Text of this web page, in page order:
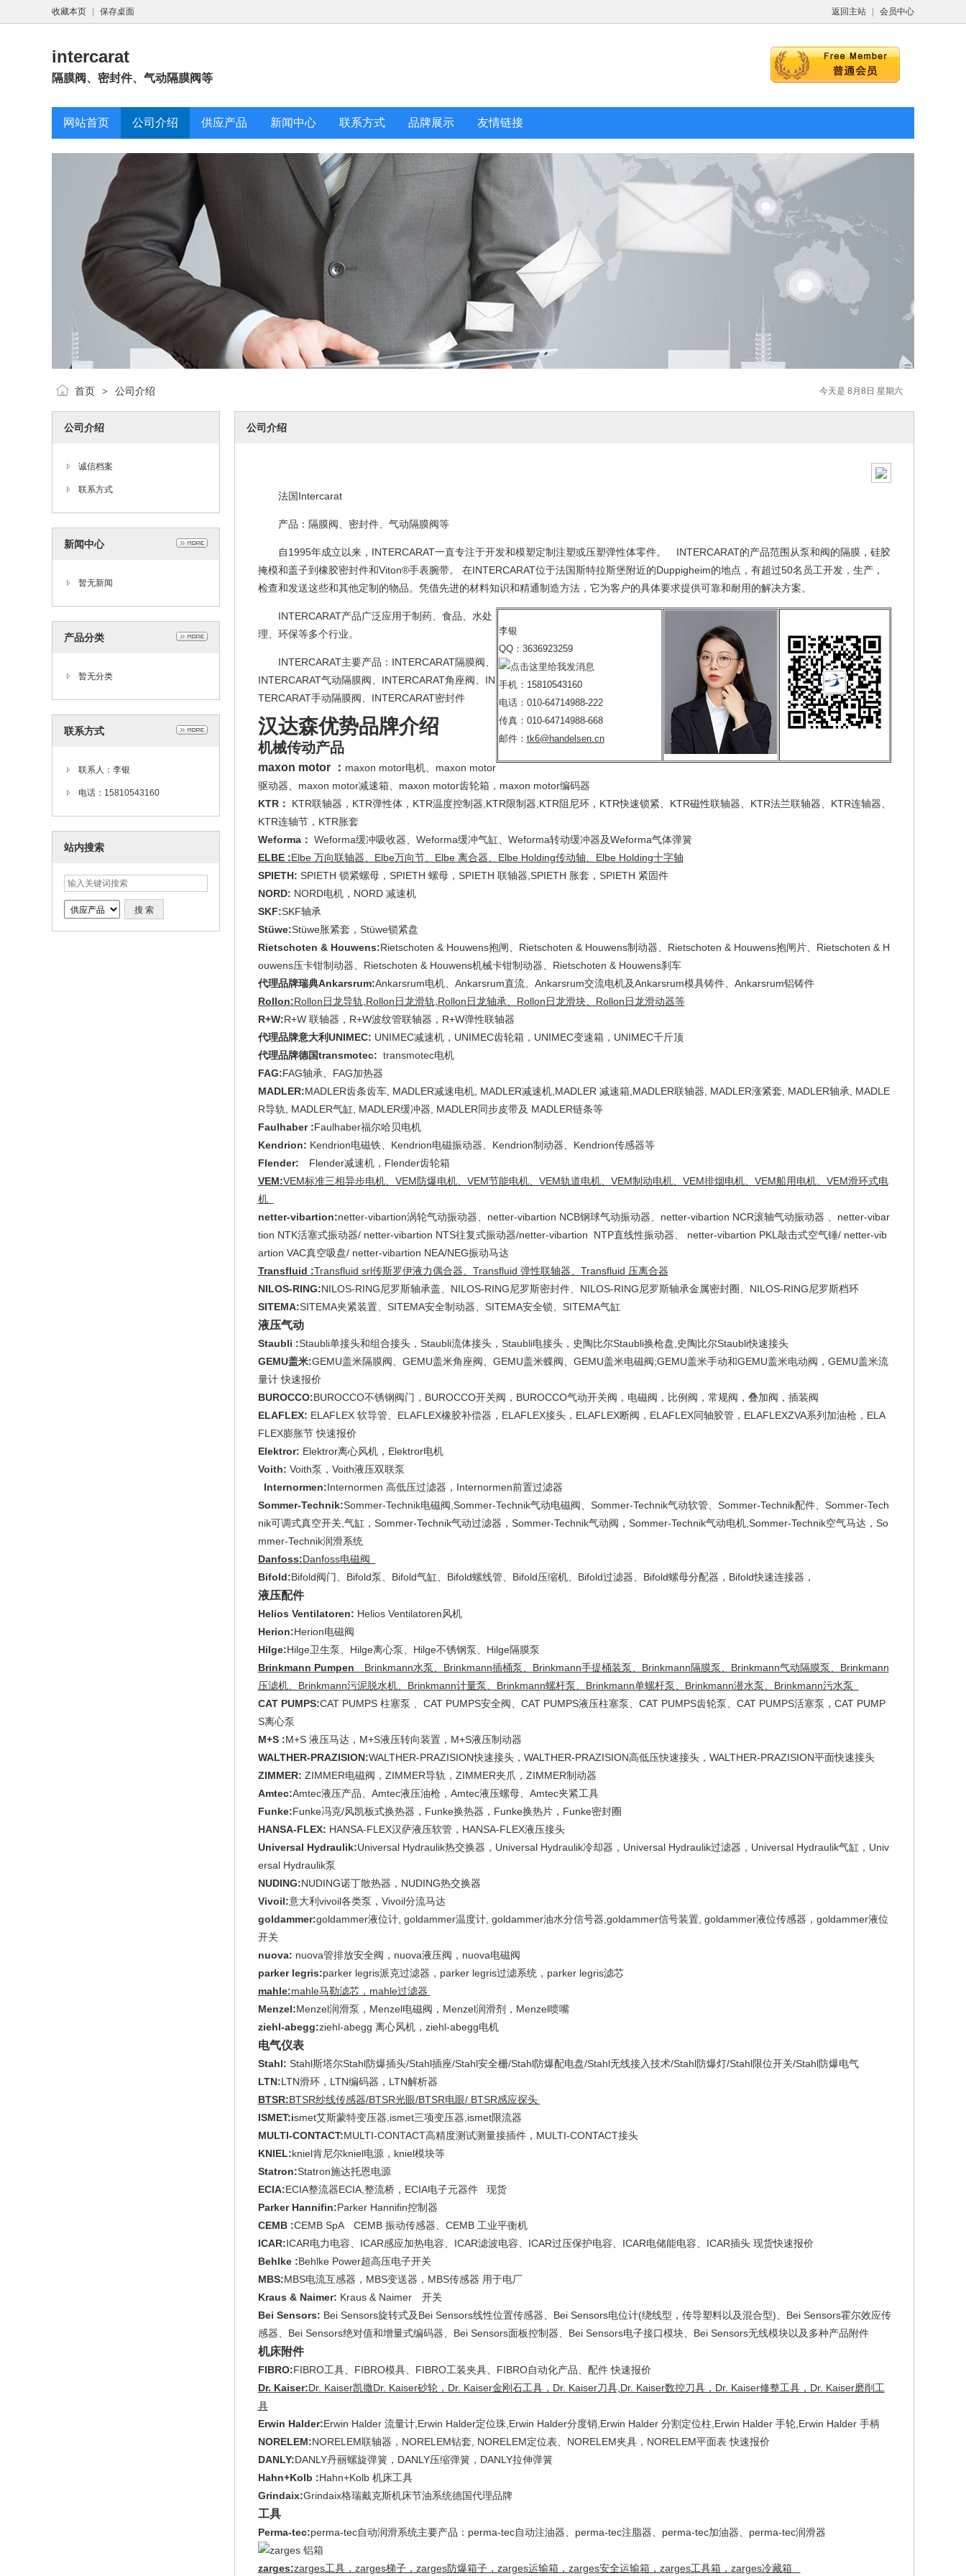
返回主站 会员中心
收藏本页 保存桌面
intercarat
隔膜阀、密封件、气动隔膜阀等
网站首页 公司介绍 供应产品 新闻中心 联系方式 品牌展示 友情链接
今天是 8月8日 星期六
首页 > 公司介绍
公司介绍
诚信档案
联系方式
新闻中心
暂无新闻
产品分类
暂无分类
联系方式
联系人：李银
电话：15810543160
站内搜索
公司介绍
法国Intercarat
产品：隔膜阀、密封件、气动隔膜阀等
自1995年成立以来，INTERCARAT一直专注于开发和模塑定制注塑或压塑弹性体零件。 INTERCARAT的产品范围从泵和阀的隔膜，硅胶
掩模和盖子到橡胶密封件和Viton®手表腕带。 在INTERCARAT位于法国斯特拉斯堡附近的Duppigheim的地点，有超过50名员工开发，生产，
检查和发送这些和其他定制的物品。凭借先进的材料知识和精通制造方法，它为客户的具体要求提供可靠和耐用的解决方案。
李银
QQ：3636923259
手机：15810543160
电话：010-64714988-222
传真：010-64714988-668
邮件： tk6@handelsen.cn
INTERCARAT产品广泛应用于制药、食品、水处
理、环保等多个行业。
INTERCARAT主要产品：INTERCARAT隔膜阀、
INTERCARAT气动隔膜阀、INTERCARAT角座阀、IN
TERCARAT手动隔膜阀、INTERCARAT密封件
汉达森优势品牌介绍
机械传动产品
maxon motor ： maxon motor电机、maxon motor
驱动器、maxon motor减速箱、maxon motor齿轮箱，maxon motor编码器
KTR：
KTR联轴器，KTR弹性体，KTR温度控制器,KTR限制器,KTR阻尼环，KTR快速锁紧、KTR磁性联轴器、KTR法兰联轴器、KTR连轴器、
KTR连轴节，KTR胀套
Weforma： Weforma缓冲吸收器、Weforma缓冲气缸、Weforma转动缓冲器及Weforma气体弹簧
ELBE :Elbe 万向联轴器、Elbe万向节、Elbe 离合器、Elbe Holding传动轴、Elbe Holding十字轴
SPIETH: SPIETH 锁紧螺母，SPIETH 螺母，SPIETH 联轴器,SPIETH 胀套，SPIETH 紧固件
NORD: NORD电机，NORD 减速机
SKF:SKF轴承
Stüwe:Stüwe胀紧套，Stüwe锁紧盘
Rietschoten & Houwens:Rietschoten & Houwens抱闸、Rietschoten & Houwens制动器、Rietschoten & Houwens抱闸片、Rietschoten & H
ouwens压卡钳制动器、Rietschoten & Houwens机械卡钳制动器、Rietschoten & Houwens刹车
代理品牌瑞典Ankarsrum:Ankarsrum电机、Ankarsrum直流、Ankarsrum交流电机及Ankarsrum模具铸件、Ankarsrum铝铸件
Rollon:Rollon日龙导轨,Rollon日龙滑轨,Rollon日龙轴承、Rollon日龙滑块、Rollon日龙滑动器等
R+W:R+W 联轴器，R+W波纹管联轴器，R+W弹性联轴器
代理品牌意大利UNIMEC: UNIMEC减速机，UNIMEC齿轮箱，UNIMEC变速箱，UNIMEC千斤顶
代理品牌德国transmotec: transmotec电机
FAG:FAG轴承、FAG加热器
MADLER:MADLER齿条齿车, MADLER减速电机, MADLER减速机,MADLER 减速箱,MADLER联轴器, MADLER涨紧套, MADLER轴承, MADLE
R导轨, MADLER气缸, MADLER缓冲器, MADLER同步皮带及 MADLER链条等
Faulhaber:Faulhaber福尔哈贝电机
Kendrion: Kendrion电磁铁、Kendrion电磁振动器、Kendrion制动器、Kendrion传感器等
Flender: Flender减速机，Flender齿轮箱
VEM:VEM标准三相异步电机、VEM防爆电机、VEM节能电机、VEM轨道电机、VEM制动电机、VEM排烟电机、VEM船用电机、VEM滑环式电
机
netter-vibartion:netter-vibartion涡轮气动振动器、netter-vibartion NCB钢球气动振动器、netter-vibartion NCR滚轴气动振动器 、netter-vibar
tion NTK活塞式振动器/ netter-vibartion NTS往复式振动器/netter-vibartion NTP直线性振动器、 netter-vibartion PKL敲击式空气锤/ netter-vib
artion VAC真空吸盘/ netter-vibartion NEA/NEG振动马达
Transfluid :Transfluid srl传斯罗伊液力偶合器、Transfluid 弹性联轴器、Transfluid 压离合器
NILOS-RING:NILOS-RING尼罗斯轴承盖、NILOS-RING尼罗斯密封件、NILOS-RING尼罗斯轴承金属密封圈、NILOS-RING尼罗斯档环
SITEMA:SITEMA夹紧装置、SITEMA安全制动器、SITEMA安全锁、SITEMA气缸
液压气动
Staubli :Staubli单接头和组合接头，Staubli流体接头，Staubli电接头，史陶比尔Staubli换枪盘,史陶比尔Staubli快速接头
GEMU盖米:GEMU盖米隔膜阀、GEMU盖米角座阀、GEMU盖米蝶阀、GEMU盖米电磁阀;GEMU盖米手动和GEMU盖米电动阀，GEMU盖米流
量计 快速报价
BUROCCO:BUROCCO不锈钢阀门，BUROCCO开关阀，BUROCCO气动开关阀，电磁阀，比例阀，常规阀，叠加阀，插装阀
ELAFLEX: ELAFLEX 软导管、ELAFLEX橡胶补偿器，ELAFLEX接头，ELAFLEX断阀，ELAFLEX同轴胶管，ELAFLEXZVA系列加油枪，ELA
FLEX膨胀节 快速报价
Elektror: Elektror离心风机，Elektror电机
Voith: Voith泵，Voith液压双联泵
Internormen:Internormen 高低压过滤器，Internormen前置过滤器
Sommer-Technik:Sommer-Technik电磁阀,Sommer-Technik气动电磁阀、Sommer-Technik气动软管、Sommer-Technik配件、Sommer-Tech
nik可调式真空开关,气缸，Sommer-Technik气动过滤器，Sommer-Technik气动阀，Sommer-Technik气动电机,Sommer-Technik空气马达，So
mmer-Technik润滑系统
Danfoss:Danfoss电磁阀
Bifold:Bifold阀门、Bifold泵、Bifold气缸、Bifold螺线管、Bifold压缩机、Bifold过滤器、Bifold螺母分配器，Bifold快速连接器，
液压配件
Helios Ventilatoren: Helios Ventilatoren风机
Herion:Herion电磁阀
Hilge:Hilge卫生泵、Hilge离心泵、Hilge不锈钢泵、Hilge隔膜泵
Brinkmann Pumpen Brinkmann水泵、Brinkmann插桶泵、Brinkmann手提桶装泵、Brinkmann隔膜泵、Brinkmann气动隔膜泵、Brinkmann
压滤机、Brinkmann污泥脱水机、Brinkmann计量泵、Brinkmann螺杆泵、Brinkmann单螺杆泵、Brinkmann潜水泵、Brinkmann污水泵
CAT PUMPS:CAT PUMPS 柱塞泵 、CAT PUMPS安全阀、CAT PUMPS液压柱塞泵、CAT PUMPS齿轮泵、CAT PUMPS活塞泵，CAT PUMP
S离心泵
M+S :M+S 液压马达，M+S液压转向装置，M+S液压制动器
WALTHER-PRAZISION:WALTHER-PRAZISION快速接头，WALTHER-PRAZISION高低压快速接头，WALTHER-PRAZISION平面快速接头
ZIMMER: ZIMMER电磁阀，ZIMMER导轨，ZIMMER夹爪，ZIMMER制动器
Amtec:Amtec液压产品、Amtec液压油枪，Amtec液压螺母、Amtec夹紧工具
Funke:Funke冯克/风凯板式换热器，Funke换热器，Funke换热片，Funke密封圈
HANSA-FLEX: HANSA-FLEX汉萨液压软管，HANSA-FLEX液压接头
Universal Hydraulik:Universal Hydraulik热交换器，Universal Hydraulik冷却器，Universal Hydraulik过滤器，Universal Hydraulik气缸，Univ
ersal Hydraulik泵
NUDING:NUDING诺丁散热器，NUDING热交换器
Vivoil:意大利vivoil各类泵，Vivoil分流马达
goldammer:goldammer液位计, goldammer温度计, goldammer油水分信号器,goldammer信号装置, goldammer液位传感器，goldammer液位
开关
nuova: nuova管排放安全阀，nuova液压阀，nuova电磁阀
parker legris:parker legris派克过滤器，parker legris过滤系统，parker legris滤芯
mahle:mahle马勒滤芯，mahle过滤器
Menzel:Menzel润滑泵，Menzel电磁阀，Menzel润滑剂，Menzel喷嘴
ziehl-abegg:ziehl-abegg 离心风机，ziehl-abegg电机
电气仪表
Stahl: Stahl斯塔尔Stahl防爆插头/Stahl插座/Stahl安全栅/Stahl防爆配电盘/Stahl无线接入技术/Stahl防爆灯/Stahl限位开关/Stahl防爆电气
LTN:LTN滑环，LTN编码器，LTN解析器
BTSR:BTSR纱线传感器/BTSR光眼/BTSR电眼/ BTSR感应探头
ISMET:ismet艾斯蒙特变压器,ismet三项变压器,ismet限流器
MULTI-CONTACT:MULTI-CONTACT高精度测试测量接插件，MULTI-CONTACT接头
KNIEL:kniel肯尼尔kniel电源，kniel模块等
Statron:Statron施达托恩电源
ECIA:ECIA整流器ECIA,整流桥，ECIA电子元器件 现货
Parker Hannifin:Parker Hannifin控制器
CEMB :CEMB SpA CEMB 振动传感器、CEMB 工业平衡机
ICAR:ICAR电力电容、ICAR感应加热电容、ICAR滤波电容、ICAR过压保护电容、ICAR电储能电容、ICAR插头 现货快速报价
Behlke :Behlke Power超高压电子开关
MBS:MBS电流互感器，MBS变送器，MBS传感器 用于电厂
Kraus & Naimer: Kraus & Naimer 开关
Bei Sensors: Bei Sensors旋转式及Bei Sensors线性位置传感器、Bei Sensors电位计(绕线型，传导塑料以及混合型)、Bei Sensors霍尔效应传
感器、Bei Sensors绝对值和增量式编码器、Bei Sensors面板控制器、Bei Sensors电子接口模块、Bei Sensors无线模块以及多种产品附件
机床附件
FIBRO:FIBRO工具、FIBRO模具、FIBRO工装夹具、FIBRO自动化产品、配件 快速报价
Dr. Kaiser:Dr. Kaiser凯撒Dr. Kaiser砂轮，Dr. Kaiser金刚石工具，Dr. Kaiser刀具,Dr. Kaiser数控刀具，Dr. Kaiser修整工具，Dr. Kaiser磨削工
具
Erwin Halder:Erwin Halder 流量计,Erwin Halder定位珠,Erwin Halder分度销,Erwin Halder 分割定位柱,Erwin Halder 手轮,Erwin Halder 手柄
NORELEM:NORELEM联轴器，NORELEM钻套, NORELEM定位表、NORELEM夹具，NORELEM平面表 快速报价
DANLY:DANLY丹丽螺旋弹簧，DANLY压缩弹簧，DANLY拉伸弹簧
Hahn+Kolb :Hahn+Kolb 机床工具
Grindaix:Grindaix格瑞戴克斯机床节油系统德国代理品牌
工具
Perma-tec:perma-tec自动润滑系统主要产品：perma-tec自动注油器、perma-tec注脂器、perma-tec加油器、perma-tec润滑器
zarges:zarges工具，zarges梯子，zarges防爆箱子，zarges运输箱，zarges安全运输箱，zarges工具箱，zarges冷藏箱